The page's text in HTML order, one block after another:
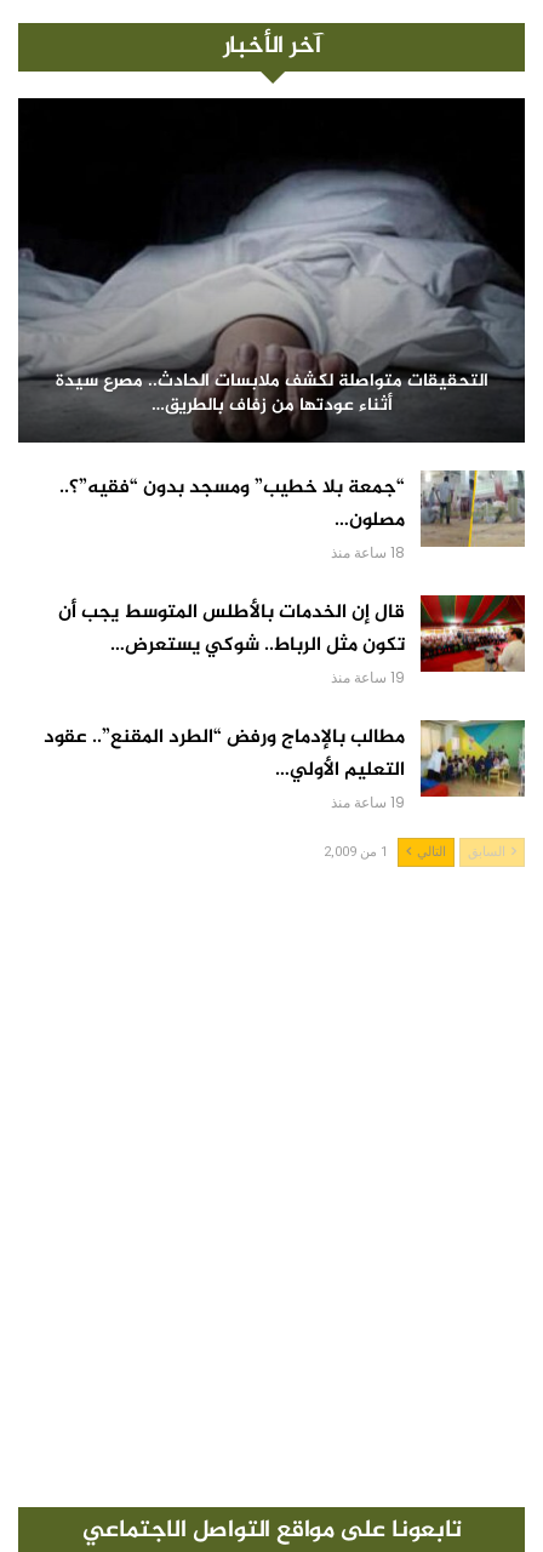
آخر الأخبار
التحقيقات متواصلة لكشف ملابسات الحادث.. مصرع سيدة
أثناء عودتها من زفاف بالطريق…
“جمعة بلا خطيب” ومسجد بدون “فقيه”؟..
مصلون…
18 ساعة منذ
قال إن الخدمات بالأطلس المتوسط يجب أن
تكون مثل الرباط.. شوكي يستعرض…
19 ساعة منذ
مطالب بالإدماج ورفض “الطرد المقنع”.. عقود
التعليم الأولي…
19 ساعة منذ
السابق التالي 1 من 2,009
تابعونا على مواقع التواصل الاجتماعي